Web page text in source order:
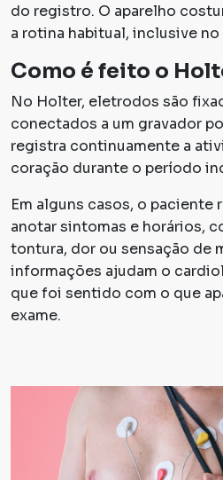
do registro. O aparelho
a rotina habitual, inclusive
Como é feito o
No Holter, eletrodos são
conectados a um gravador
registra continuamente a
coração durante o período
Em alguns casos, o paciente
anotar sintomas e horários,
tontura, dor ou sensação de
informações ajudam o
que foi sentido com o que
exame.